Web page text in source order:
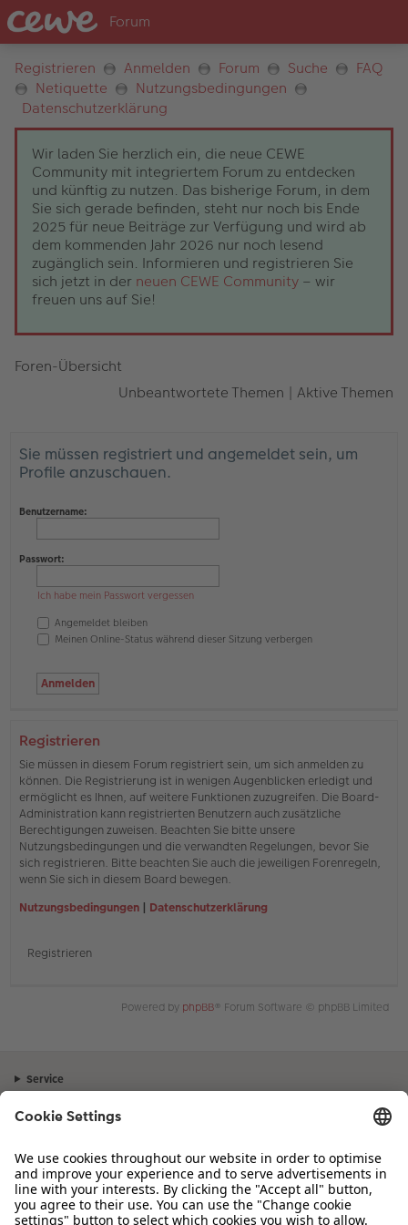
Registrieren Anmelden Forum Suche
FAQ
Netiquette
Nutzungsbedingungen
Datenschutzerklärung
Wir laden Sie herzlich ein, die neue CEWE
Community mit integriertem Forum zu entdecken
und künftig zu nutzen. Das bisherige Forum, in dem
Sie sich gerade befinden, steht nur noch bis Ende
2025 für neue Beiträge zur Verfügung und wird ab
dem kommenden Jahr 2026 nur noch lesend
zugänglich sein. Informieren und registrieren Sie
sich jetzt in der neuen CEWE Community – wir
freuen uns auf Sie!
Foren-Übersicht
Unbeantwortete Themen | Aktive Themen
Sie müssen registriert und angemeldet sein, um
Profile anzuschauen.
Benutzername:
Passwort:
Ich habe mein Passwort vergessen
Angemeldet bleiben
Meinen Online-Status während dieser Sitzung verbergen
Registrieren
Sie müssen in diesem Forum registriert sein, um sich anmelden zu
können. Die Registrierung ist in wenigen Augenblicken erledigt und
ermöglicht es Ihnen, auf weitere Funktionen zuzugreifen. Die Board-
Administration kann registrierten Benutzern auch zusätzliche
Berechtigungen zuweisen. Beachten Sie bitte unsere
Nutzungsbedingungen und die verwandten Regelungen, bevor Sie
sich registrieren. Bitte beachten Sie auch die jeweiligen Forenregeln,
wenn Sie sich in diesem Board bewegen.
Nutzungsbedingungen | Datenschutzerklärung
Registrieren
Powered by phpBB® Forum Software © phpBB Limited
Service
Sortiment